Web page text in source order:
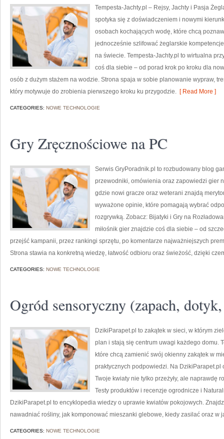
Tempesta-Jachty.pl – Rejsy, Jachty i Pasja
spotyka się z doświadczeniem i nowymi
osobach kochających wodę, które chcą
jednocześnie szlifować żeglarskie
na świecie. Tempesta-Jachty.pl to wirtualna
coś dla siebie – od porad krok po kroku dla
osób z dużym stażem na wodzie. Strona spaja w sobie planowanie wypraw,
który motywuje do zrobienia pierwszego kroku ku przygodzie. [ Read More ]
CATEGORIES: NOWE TECHNOLOGIE
Gry Zręcznościowe na PC
Serwis GryPoradnik.pl to rozbudowany blog
przewodniki, omówienia oraz zapowiedzi gier
gdzie nowi gracze oraz weterani znajdą
wyważone opinie, które pomagają wybrać
rozgrywką. Zobacz: Bijatyki i Gry na
miłośnik gier znajdzie coś dla siebie – od
przejść kampanii, przez rankingi sprzętu, po komentarze najważniejszych
Strona stawia na konkretną wiedzę, łatwość odbioru oraz świeżość, dzięki
CATEGORIES: NOWE TECHNOLOGIE
Ogród sensoryczny (zapach,
DzikiParapet.pl to zakątek w sieci, w którym
plan i stają się centrum uwagi każdego domu.
które chcą zamienić swój okienny zakątek w
praktycznych podpowiedzi. Na
Twoje kwiaty nie tylko przeżyły, ale naprawdę
Testy produktów i recenzje ogrodnicze i
DzikiParapet.pl to encyklopedia wiedzy o uprawie kwiatów pokojowych.
nawadniać rośliny, jak komponować mieszanki glebowe, kiedy zasilać oraz w
CATEGORIES: NOWE TECHNOLOGIE